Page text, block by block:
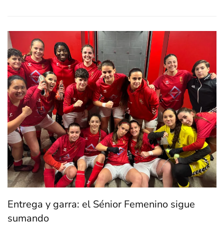
Entrega y garra: el Sénior Femenino sigue
sumando